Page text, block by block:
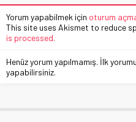
Yorum yapabilmek için oturum
This site uses Akismet to reduce
is processed.
Henüz yorum yapılmamış. İlk
yapabilirsiniz.